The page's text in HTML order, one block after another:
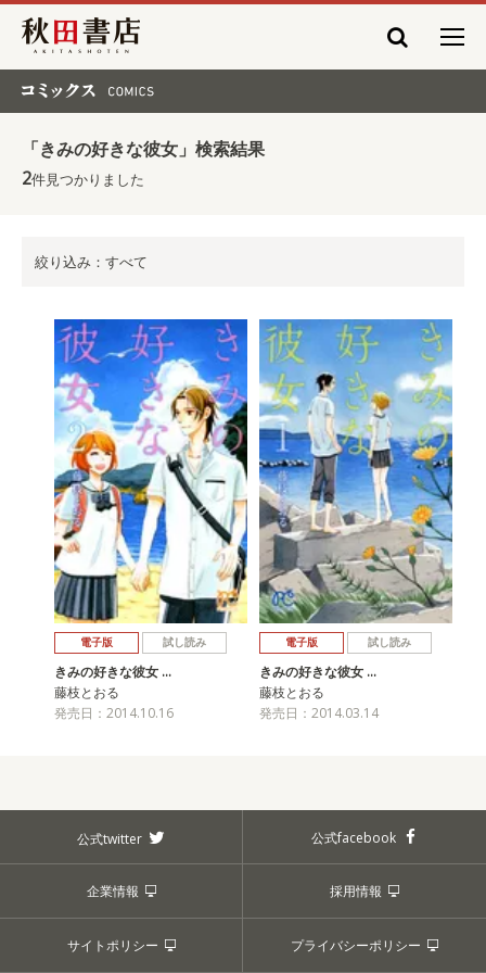
秋田書店
「きみの好きな彼女」検索結果
2件見つかりました
絞り込み：すべて
電子版 試し読み
きみの好きな彼女 …
藤枝とおる
発売日：2014.10.16
電子版 試し読み
きみの好きな彼女 …
藤枝とおる
発売日：2014.03.14
公式twitter 公式facebook
企業情報 採用情報
サイトポリシー プライバシーポリシー